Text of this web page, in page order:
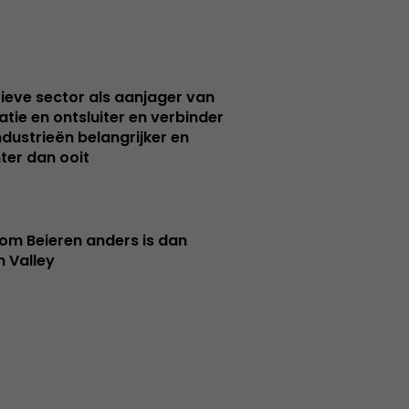
sector als aanjager van
en ontsluiter en verbinder
belangrijker en
dan ooit
Beieren anders is dan
Valley